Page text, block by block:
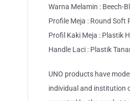
Warna Melamin : Beech-
Profile Meja : Round Soft
Profil Kaki Meja : Plastik
Handle Laci : Plastik
UNO products have
individual and institution